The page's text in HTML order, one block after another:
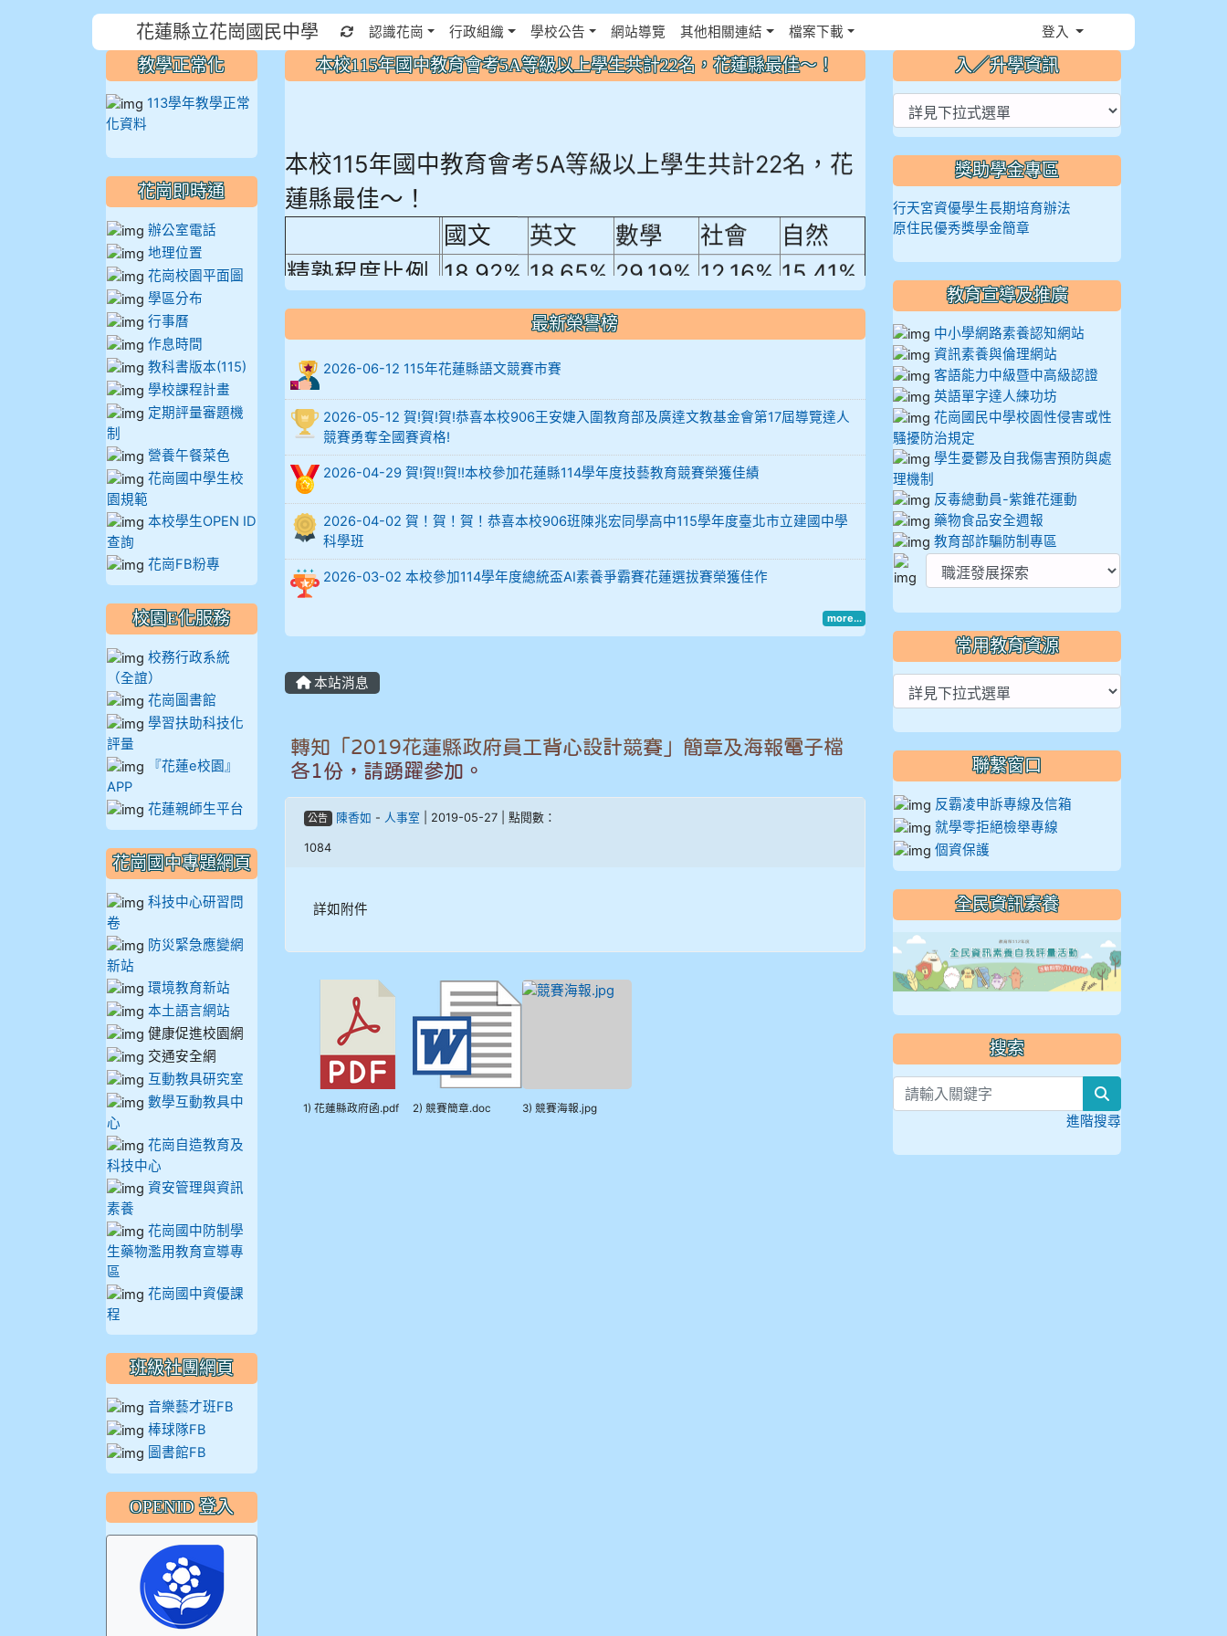
花蓮縣立花崗國民中學 重新取得佈景設定
認識花崗 行政組織 學校公告 網站導覽 其他相關連結 檔案下載 登入
本校115年國中教育會考5A等級以上學生共計22名，花蓮縣最佳～！
本校115年國中教育會考5A等級以上學生共計22名，花
蓮縣最佳～！
國文
英文 數學 社會
自然
精熟程度比例 18.92% 18.65% 29.19% 12.16% 15.41%
906陳兆宏 5A10+ 作文5
912余 嘉 5A10+
914謝佩臻 5A10+
902蘇奕愷
903陳品帆
904彭子庭
905蔣昇和
906江彥臻
907張晏寧
910呂芃澔
910溫婕伶
911王祉傑
最新榮譽榜
2026-06-12 115年花蓮縣語文競賽市賽
2026-05-12 賀!賀!賀!恭喜本校906王安婕入圍教育部及廣達文教基金會第17屆導覽達人
競賽勇奪全國賽資格!
2026-04-29 賀!賀!!賀!!本校參加花蓮縣114學年度技藝教育競賽榮獲佳績
2026-04-02 賀！賀！賀！恭喜本校906班陳兆宏同學高中115學年度臺北市立建國中學
科學班
2026-03-02 本校參加114學年度總統盃AI素養爭霸賽花蓮選拔賽榮獲佳作
more...
本站消息
轉知「2019花蓮縣政府員工背心設計競賽」簡章及海報電子檔
各1份，請踴躍參加。
公告 陳香如 - 人事室 | 2019-05-27 | 點閱數：
1084
詳如附件
1) 花蓮縣政府函.pdf 2) 競賽簡章.doc 3) 競賽海報.jpg
教學正常化
113學年教學正常
化資料
花崗即時通
辦公室電話
地理位置
花崗校園平面圖
學區分布
行事曆
作息時間
教科書版本(115)
學校課程計畫
定期評量審題機
制
營養午餐菜色
花崗國中學生校
園規範
本校學生OPEN ID
查詢
花崗FB粉專
校園E化服務
校務行政系統
（全誼）
花崗圖書館
學習扶助科技化
評量
『花蓮e校園』
APP
花蓮親師生平台
花崗國中專題網頁
科技中心研習問
卷
防災緊急應變網
新站
環境教育新站
本土語言網站
健康促進校園網
交通安全網
互動教具研究室
數學互動教具中
心
花崗自造教育及
科技中心
資安管理與資訊
素養
花崗國中防制學
生藥物濫用教育宣導專
區
花崗國中資優課
程
班級社團網頁
音樂藝才班FB
棒球隊FB
圖書館FB
OPENID 登入
入／升學資訊
獎助學金專區
行天宮資優學生長期培育辦法
原住民優秀獎學金簡章
教育宣導及推廣
中小學網路素養認知網站
資訊素養與倫理網站
客語能力中級暨中高級認證
英語單字達人練功坊
花崗國民中學校園性侵害或性
騷擾防治規定
學生憂鬱及自我傷害預防與處
理機制
反毒總動員-紫錐花運動
藥物食品安全週報
教育部詐騙防制專區
常用教育資源
聯繫窗口
反霸凌申訴專線及信箱
就學零拒絕檢舉專線
個資保護
全民資訊素養
搜索
進階搜尋